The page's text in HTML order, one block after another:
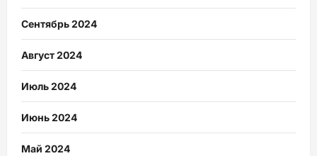
Сентябрь 2024
Август 2024
Июль 2024
Июнь 2024
Май 2024